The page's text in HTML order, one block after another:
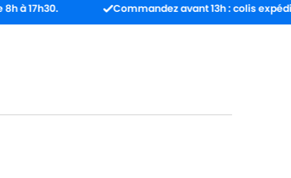
Commandez avant 13h : colis expédié le jour